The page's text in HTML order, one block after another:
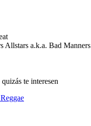
Allstars a.k.a. Bad Manners
te interesen